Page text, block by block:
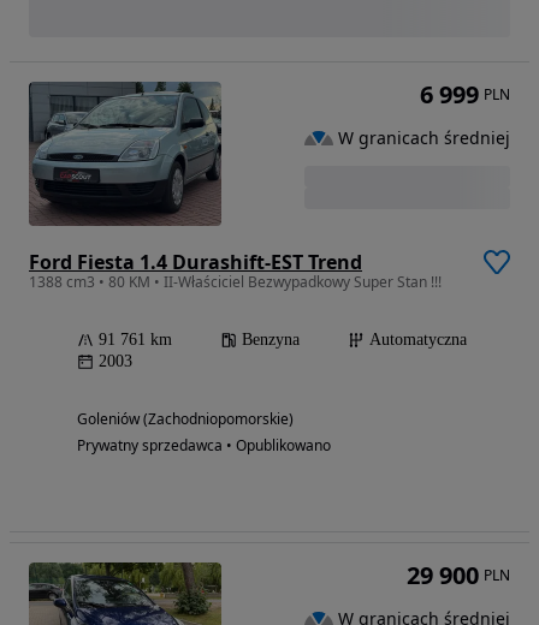
Ford Fiesta 1.4 Durashift-EST Trend
1388 cm3 • 80 KM • II-Właściciel Bezwypadkowy Super Stan !!!
91 761 km Benzyna
Automatyczna
2003
Goleniów (Zachodniopomorskie)
Prywatny sprzedawca • Opublikowano
6 999 PLN
W granicach średniej
29 900 PLN
W granicach średniej